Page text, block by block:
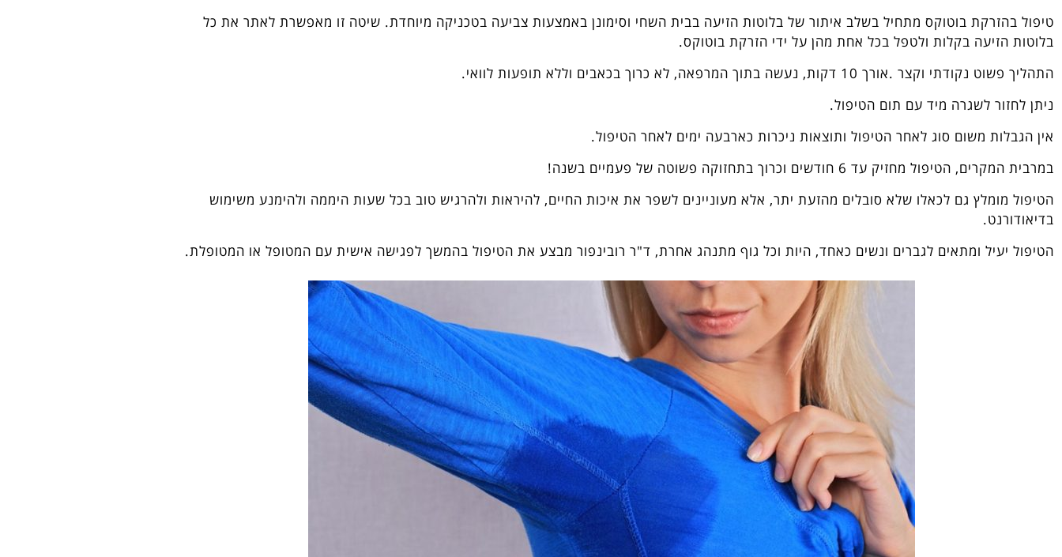
טיפול בהזרקת בוטוקס מתחיל בשלב איתור של בלוטות הזיעה בבית השחי וסימונן באמצעות צביעה בטכניקה מיוחדת. שיטה זו מאפשרת לאתר את כל
בלוטות הזיעה בקלות ולטפל בכל אחת מהן על ידי הזרקת בוטוקס.
התהליך פשוט נקודתי וקצר .אורך 10 דקות, נעשה בתוך המרפאה, לא כרוך בכאבים וללא תופעות לוואי.
ניתן לחזור לשגרה מיד עם תום הטיפול.
אין הגבלות משום סוג לאחר הטיפול ותוצאות ניכרות כארבעה ימים לאחר הטיפול.
במרבית המקרים, הטיפול מחזיק עד 6 חודשים וכרוך בתחזוקה פשוטה של פעמיים בשנה!
הטיפול מומלץ גם לכאלו שלא סובלים מהזעת יתר, אלא מעוניינים לשפר את איכות החיים, להיראות ולהרגיש טוב בכל שעות היממה ולהימנע משימוש
בדיאודורנט.
הטיפול יעיל ומתאים לגברים ונשים כאחד, היות וכל גוף מתנהג אחרת, ד"ר רובינפור מבצע את הטיפול בהמשך לפגישה אישית עם המטופל או המטופלת.